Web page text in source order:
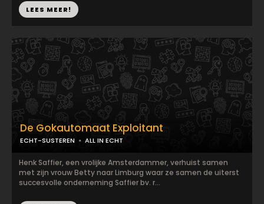
De Gokautomaat Exploitant
ECHT-SUSTEREN ALL IN ECHT
Henk Saffier, een vrolijke Amsterdammer, verhuist samen
met zijn vrouw Betty naar Limburg waar ze samen de uiterst
succesvolle onderneming Saffier bv. r...
LEES MEER!